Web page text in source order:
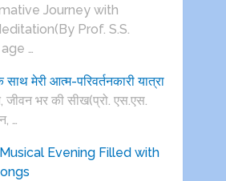
Journey with
Prof. S.S.
…
साथ मेरी आत्म-परिवर्तनकारी यात्रा
जीवन भर की सीख(प्रो. एस.एस.
…
Evening Filled with